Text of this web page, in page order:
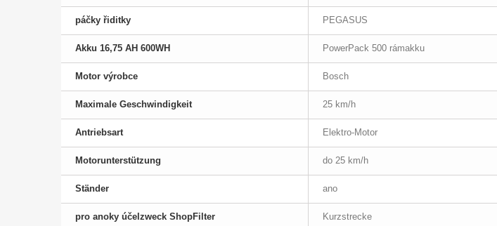
páčky řiditky PEGASUS
Akku 16,75 AH 600WH PowerPack 500 rámakku
Motor výrobce Bosch
Maximale Geschwindigkeit 25 km/h
Antriebsart Elektro-Motor
Motorunterstützung do 25 km/h
Ständer ano
pro anoky účelzweck ShopFilter Kurzstrecke